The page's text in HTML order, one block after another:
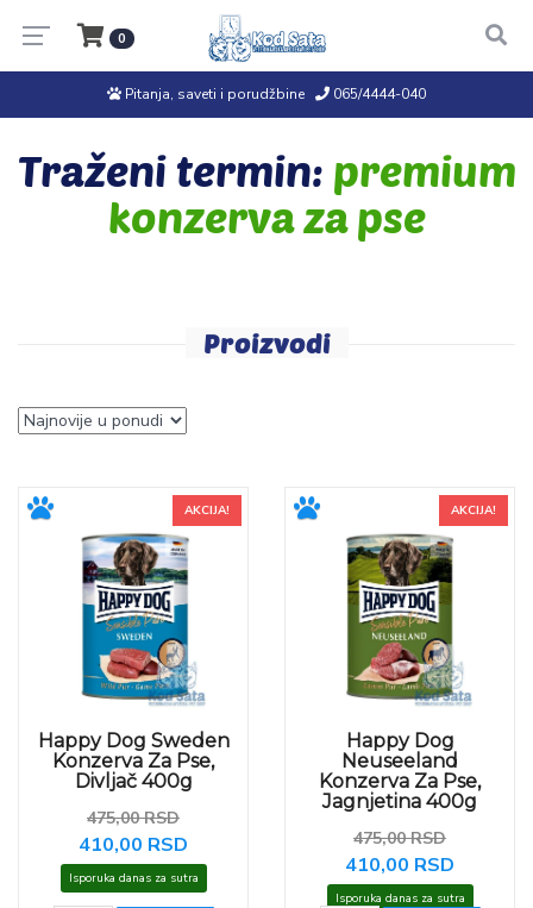
0
Pitanja, saveti i porudžbine 065/4444-040
Traženi termin: premium
konzerva za pse
Proizvodi
AKCIJA!
Happy Dog Sweden
Konzerva Za Pse,
Divljač 400g
475,00 RSD
410,00 RSD
Isporuka danas za sutra
AKCIJA!
Happy Dog
Neuseeland
Konzerva Za Pse,
Jagnjetina 400g
475,00 RSD
410,00 RSD
Isporuka danas za sutra